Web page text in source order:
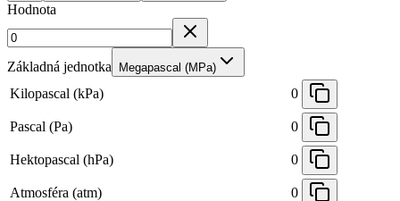
Hodnota
Základná jednotka Megapascal (MPa)
Kilopascal (kPa) 0
Pascal (Pa) 0
Hektopascal (hPa) 0
Atmosféra (atm) 0